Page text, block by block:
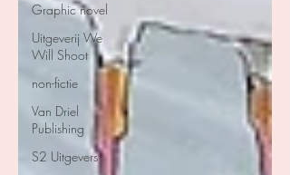
Graphic novel
Uitgeverij We
Will Shoot
non-fictie
Van Driel
Publishing
S2 Uitgevers